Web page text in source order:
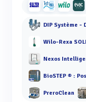
DIP Système -
Wilo-Rexa
Nexos
BioSTEP ® :
PreroClean